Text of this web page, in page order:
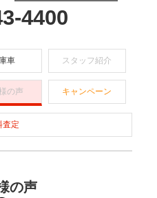
4400
車 スタッフ紹介
の声 キャンペーン
査定
の声